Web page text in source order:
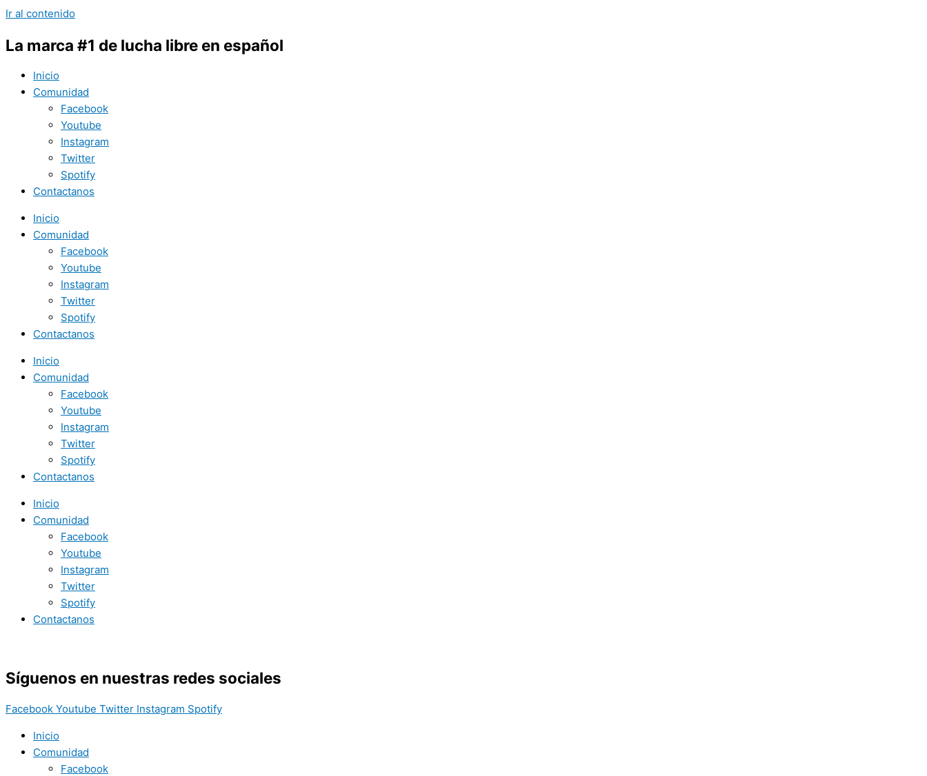
Ir al contenido
La marca #1 de lucha libre en español
Inicio
Comunidad
Facebook
Youtube
Instagram
Twitter
Spotify
Contactanos
Inicio
Comunidad
Facebook
Youtube
Instagram
Twitter
Spotify
Contactanos
Inicio
Comunidad
Facebook
Youtube
Instagram
Twitter
Spotify
Contactanos
Inicio
Comunidad
Facebook
Youtube
Instagram
Twitter
Spotify
Contactanos
Síguenos en nuestras redes sociales
Facebook Youtube Twitter Instagram Spotify
Inicio
Comunidad
Facebook